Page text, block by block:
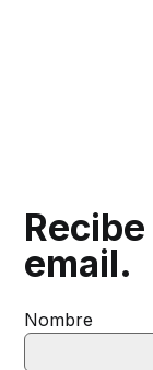
Recibe
email.
Nombre